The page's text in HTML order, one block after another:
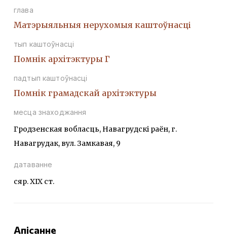
глава
Матэрыяльныя нерухомыя каштоўнасці
тып каштоўнасці
Помнiк архiтэктуры Г
падтып каштоўнасці
Помнiк грамадскай архiтэктуры
месца знаходжання
Гродзенская вобласць, Навагрудскі раён, г.
Навагрудак, вул. Замкавая, 9
датаванне
сяр. ХІХ ст.
Апісанне